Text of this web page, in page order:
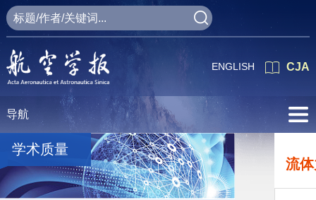
CJA
ENGLISH
导航
流
学术质量